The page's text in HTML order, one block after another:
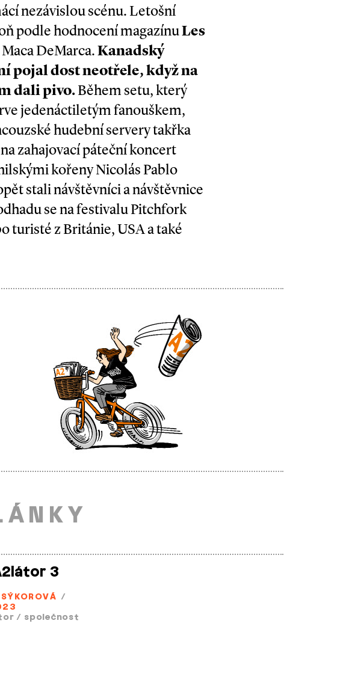
nezávislou scénu. Letošní
podle hodnocení magazínuLes
DeMarca.Kanadský
pojal dost neotřele, když na
dali pivo. Během setu, který
jedenáctiletým fanouškem,
hudební servery takřka
zahajovací páteční koncert
kořeny Nicolás Pablo
stali návštěvníci a návštěvnice
se na festivalu Pitchfork
turisté z Británie, USA a také
3
/
/ společnost